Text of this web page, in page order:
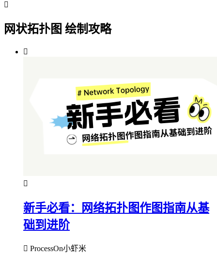

网状拓扑图 绘制攻略


新手必看：网络拓扑图作图指南从基
础到进阶
 ProcessOn小虾米